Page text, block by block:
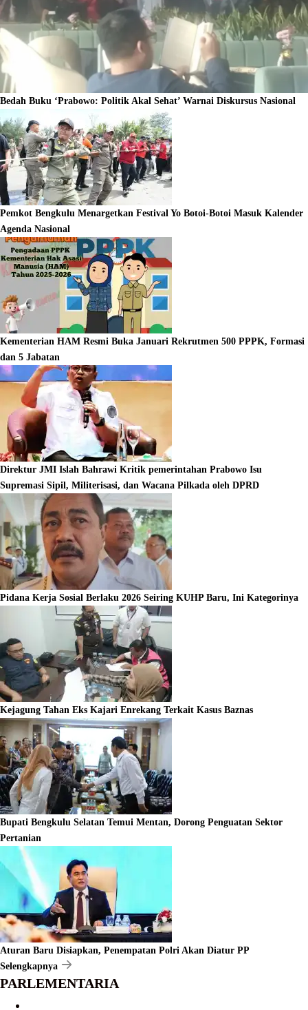
Bedah Buku ‘Prabowo: Politik Akal Sehat’ Warnai Diskursus Nasional
Pemkot Bengkulu Menargetkan Festival Yo Botoi-Botoi Masuk Kalender
Agenda Nasional
Kementerian HAM Resmi Buka Januari Rekrutmen 500 PPPK, Formasi
dan 5 Jabatan
Direktur JMI Islah Bahrawi Kritik pemerintahan Prabowo Isu
Supremasi Sipil, Militerisasi, dan Wacana Pilkada oleh DPRD
Pidana Kerja Sosial Berlaku 2026 Seiring KUHP Baru, Ini Kategorinya
Kejagung Tahan Eks Kajari Enrekang Terkait Kasus Baznas
Bupati Bengkulu Selatan Temui Mentan, Dorong Penguatan Sektor
Pertanian
Aturan Baru Disiapkan, Penempatan Polri Akan Diatur PP
Selengkapnya
PARLEMENTARIA